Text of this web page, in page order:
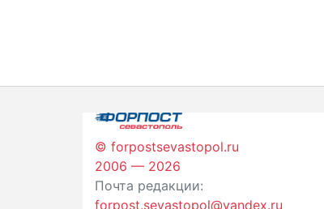
© forpostsevastopol.ru
2006 — 2026
Почта редакции:
forpost.sevastopol@yandex.ru